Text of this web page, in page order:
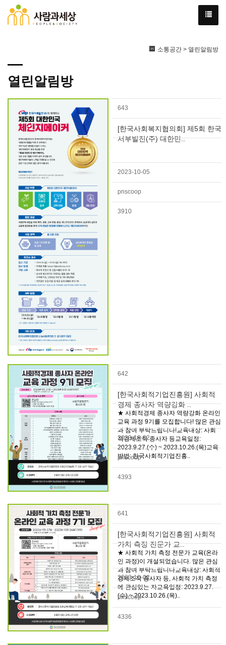
소통공간 > 열린알림방
열린알림방
643
[한국사회복지협의회] 제5회 한국
서부발전(주) 대한민..
2023-10-05
pnscoop
3910
642
[한국사회적기업진흥원] 사회적
경제 종사자 역량강화 ..
★ 사회적경제 종사자 역량강화 온라인
교육 과정 9기를 모집합니다! 많은 관심
과 참여 부탁드립니다!교육대상: 사회
적경제조직 종사자 등교육일정:
2023.9.27.(수) ~ 2023.10.26.(목)교육
방법: 한국사회적기업진흥..
2023-10-02
pnscoop
4393
641
[한국사회적기업진흥원] 사회적
가치 측정 전문가 교..
★ 사회적 가치 측정 전문가 교육(온라
인 과정)이 개설되었습니다. 많은 관심
과 참여 부탁드립니다교육대상: 사회적
경제조직 종사자 등, 사회적 가치 측정
에 관심있는 자교육일정: 2023.9.27.
(수) ~ 2023.10.26.(목)..
2023-10-02
pnscoop
4336